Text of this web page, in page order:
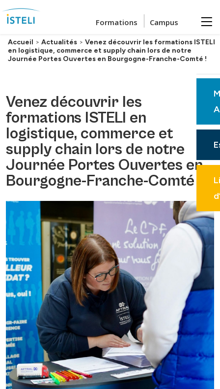
Formations Campus
Accueil > Actualités > Venez découvrir les formations ISTELI
en logistique, commerce et supply chain lors de notre
Journée Portes Ouvertes en Bourgogne-Franche-Comté !
Venez découvrir les
formations ISTELI en
logistique, commerce et
supply chain lors de notre
Journée Portes Ouvertes en
Bourgogne-Franche-Comté !